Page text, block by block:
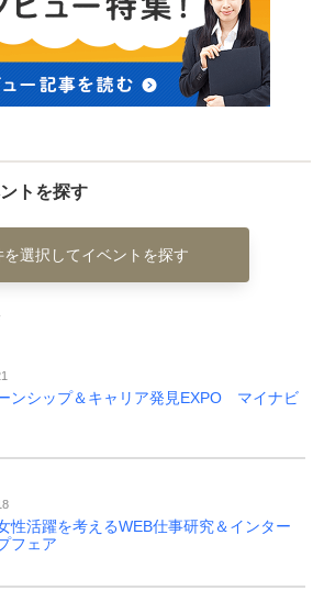
トを探す
を選択してイベントを探す
ンシップ＆キャリア発見EXPO マイナビ
性活躍を考えるWEB仕事研究＆インター
フェア